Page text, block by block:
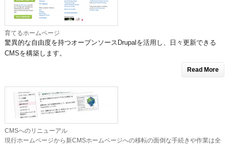
育てるホームページ
驚異的な自由度を持つオープンソースDrupalを活用し、日々更新できる
CMSを構築します。
Read More
CMSへのリニューアル
現行ホームページから新CMSホームページへの移転の面倒な手続きや作業は全